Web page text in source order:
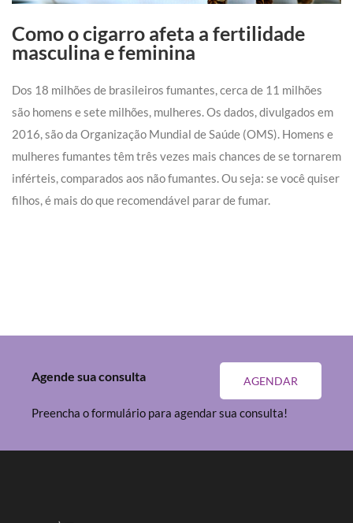
Como o cigarro afeta a fertilidade
masculina e feminina
Dos 18 milhões de brasileiros fumantes, cerca de 11 milhões
são homens e sete milhões, mulheres. Os dados, divulgados em
2016, são da Organização Mundial de Saúde (OMS). Homens e
mulheres fumantes têm três vezes mais chances de se tornarem
inférteis, comparados aos não fumantes. Ou seja: se você quiser
filhos, é mais do que recomendável parar de fumar.
AGENDAR
Agende sua consulta
Preencha o formulário para agendar sua consulta!